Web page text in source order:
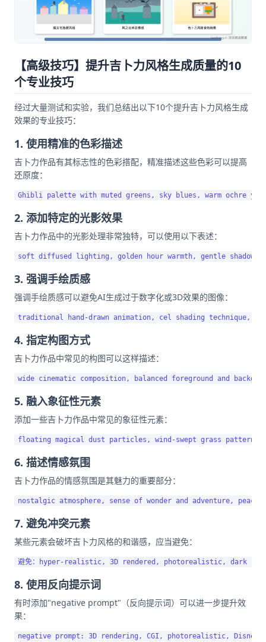
【高级技巧】提升吉卜力风格生成质量的10
个专业技巧
经过大量测试和实验，我们总结出以下10个提升吉卜力风格生成
效果的专业技巧：
1. 使用精准的色彩描述
吉卜力作品有其标志性的色彩搭配，精准描述这些色彩可以提高
还原度：
2. 添加特定的光影效果
吉卜力作品中的光影处理非常独特，可以使用以下表述：
3. 强调手绘质感
强调手绘质感可以避免AI生成过于数字化或3D效果的图像：
4. 指定构图方式
吉卜力作品中常见的构图可以这样描述：
5. 融入象征性元素
添加一些吉卜力作品中常见的象征性元素：
6. 描述情感氛围
吉卜力作品的情感氛围是其魅力的重要部分：
7. 避免冲突元素
某些元素会破坏吉卜力风格的和谐感，应当避免：
8. 使用反向提示词
有时添加"negative prompt"（反向提示词）可以进一步提升效
果：